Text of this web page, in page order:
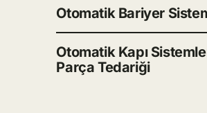
Otomatik Bariyer
Otomatik Kapı
Parça Tedariği